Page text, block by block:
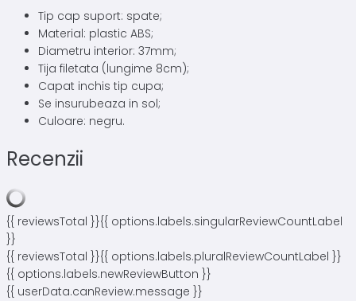
Tip cap suport: spate;
Material: plastic ABS;
Diametru interior: 37mm;
Tija filetata (lungime 8cm);
Capat inchis tip cupa;
Se insurubeaza in sol;
Culoare: negru.
Recenzii
{{ reviewsTotal }}{{ options.labels.singularReviewCountLabel
}}
{{ reviewsTotal }}{{ options.labels.pluralReviewCountLabel }}
{{ options.labels.newReviewButton }}
{{ userData.canReview.message }}